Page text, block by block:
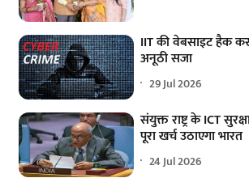
IIT की वेबसाइट हैक
अनूठी सजा
29 Jul 2026
संयुक्त राष्ट्र के ICT
पूरा खर्च उठाएगा भारत
24 Jul 2026